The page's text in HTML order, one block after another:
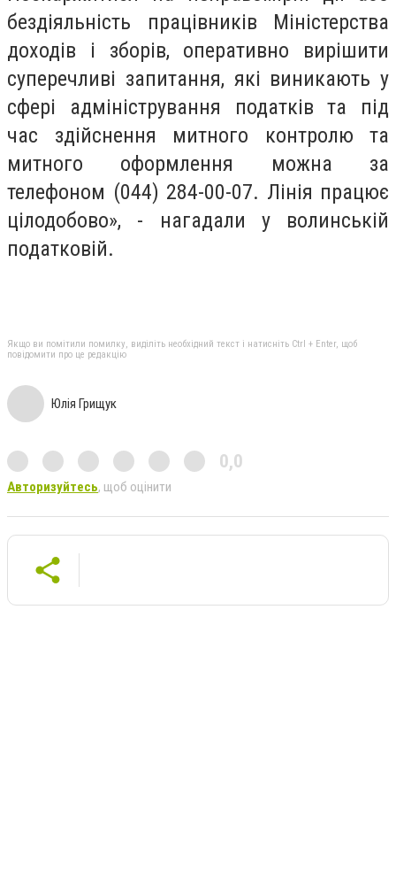
бездіяльність працівників Міністерства
доходів і зборів, оперативно вирішити
суперечливі запитання, які виникають у
сфері адміністрування податків та під
час здійснення митного контролю та
митного оформлення можна за
телефоном (044) 284-00-07. Лінія працює
цілодобово», - нагадали у волинській
податковій.
Якщо ви помітили помилку, виділіть необхідний текст і натисніть Ctrl + Enter, щоб
повідомити про це редакцію
Юлія Грищук
0,0
Авторизуйтесь, щоб оцінити